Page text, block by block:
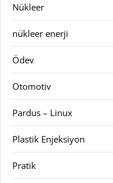
Nükleer
nükleer enerji
Ödev
Otomotiv
Pardus – Linux
Plastik Enjeksiyon
Pratik